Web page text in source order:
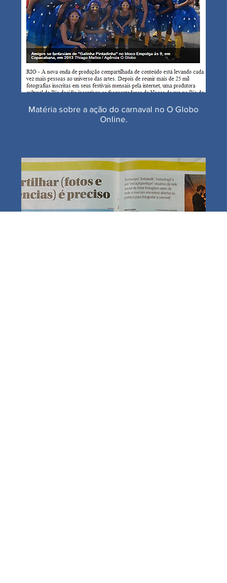
Matéria sobre a ação do carnaval no O Globo
Online.